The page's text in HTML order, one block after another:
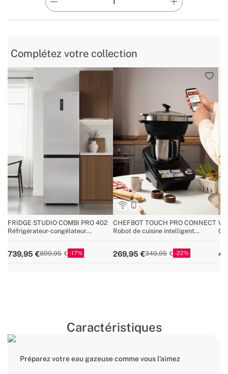
Complétez votre collection
FRIDGE STUDIO COMBI PRO 402
Réfrigérateur-congélateur
739,95 899,95 17
CHEFBOT TOUCH PRO CONNECT
Robot de cuisine intelligent
269,95 349,95 22
Caractéristiques
Préparez votre eau gazeuse comme vous l’aimez